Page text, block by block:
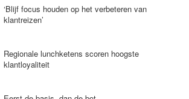
‘Blijf focus houden op het verbeteren van
klantreizen’
Regionale lunchketens scoren hoogste
klantloyaliteit